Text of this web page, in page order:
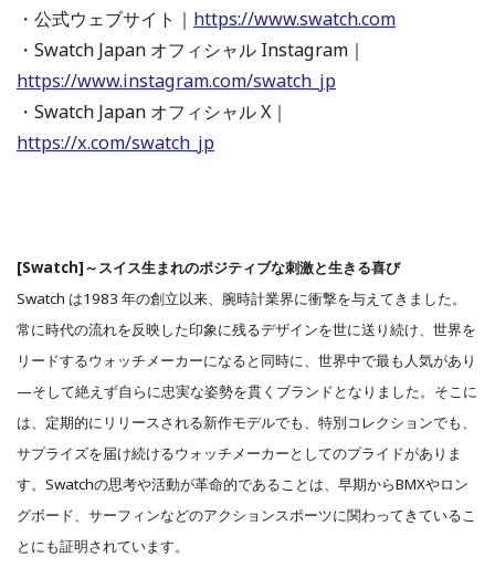
・公式ウェブサイト｜ https://www.swatch.com
・Swatch Japan オフィシャル Instagram｜
https://www.instagram.com/swatch_jp
・Swatch Japan オフィシャル X｜
https://x.com/swatch_jp
[Swatch]～スイス生まれのポジティブな刺激と生きる喜び
Swatch は1983 年の創立以来、腕時計業界に衝撃を与えてきました。
常に時代の流れを反映した印象に残るデザインを世に送り続け、世界を
リードするウォッチメーカーになると同時に、世界中で最も人気があり
—そして絶えず自らに忠実な姿勢を貫くブランドとなりました。 そこに
は、定期的にリリースされる新作モデルでも、特別コレクションでも、
サプライズを届け続けるウォッチメーカーとしてのプライドがありま
す。 Swatchの思考や活動が革命的であることは、早期からBMXやロン
グボード、サーフィンなどのアクションスポーツに関わってきているこ
とにも証明されています。